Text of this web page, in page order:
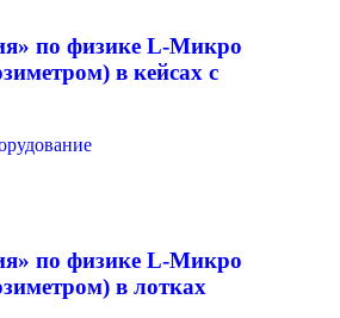
по физике L-Микро
в кейсах с
по физике L-Микро
в лотках